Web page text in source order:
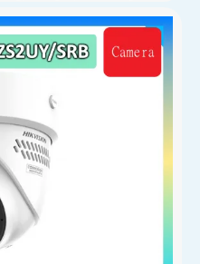
khi kết hợp chung
hồng ngoại 50m